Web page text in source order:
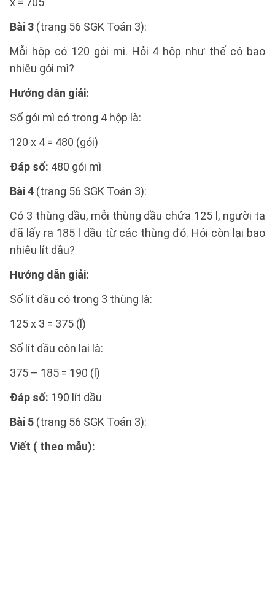
Bài 3 (trang 56 SGK Toán 3):
Mỗi hộp có 120 gói mì. Hỏi 4 hộp như thế có bao
nhiêu gói mì?
Hướng dẫn giải:
Số gói mì có trong 4 hộp là:
120 x 4 = 480 (gói)
Đáp số: 480 gói mì
Bài 4 (trang 56 SGK Toán 3):
Có 3 thùng dầu, mỗi thùng dầu chứa 125 l, người ta
đã lấy ra 185 l dầu từ các thùng đó. Hỏi còn lại bao
nhiêu lít dầu?
Hướng dẫn giải:
Số lít dầu có trong 3 thùng là:
125 x 3 = 375 (l)
Số lít dầu còn lại là:
375 – 185 = 190 (l)
Đáp số: 190 lít dầu
Bài 5 (trang 56 SGK Toán 3):
Viết ( theo mẫu):